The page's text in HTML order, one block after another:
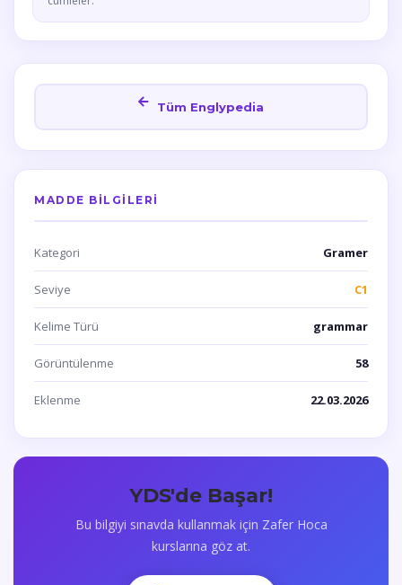
Tüm Englypedia
MADDE BILGILERI
Kategori Gramer
Seviye C1
Kelime Türü grammar
Görüntülenme 58
Eklenme 22.03.2026
YDS'de Başar!
Bu bilgiyi sınavda kullanmak için Zafer Hoca
kurslarına göz at.